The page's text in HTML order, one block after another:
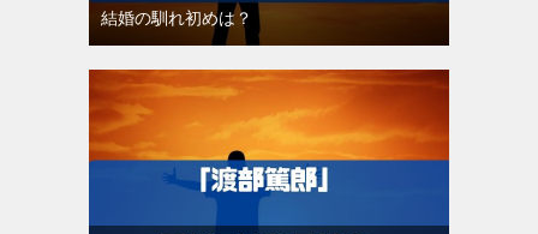
結婚の馴れ初めは？